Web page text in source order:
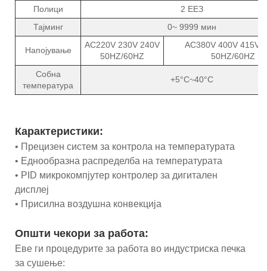
Полици
2 ЕЕЗ
Тајминг
0~ 9999 мин
Напојување
AC220V 230V 240V
50HZ/60HZ
AC380V 400V 415V
50HZ/60HZ
Собна
температура
+5°C~40°C
Карактеристики:
• Прецизен систем за контрола на температурата
• Еднообразна распределба на температурата
• PID микрокомпјутер контролер за дигитален
дисплеј
• Присилна воздушна конвекција
Општи чекори за работа:
Еве ги процедурите за работа во индустриска печка
за сушење: